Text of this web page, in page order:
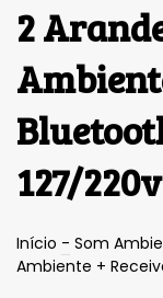
2
127/220v
Início - Som
Ambiente +